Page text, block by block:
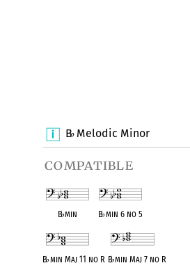
B♭Melodic Minor
compatible
B♭min B♭min 6 no 5
B♭min Maj 11 no R B♭min Maj 7 no R